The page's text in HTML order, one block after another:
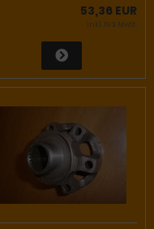
53,36 EUR
inkl. 19 % MwSt.